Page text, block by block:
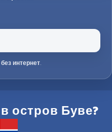
интернет.
остров Буве?